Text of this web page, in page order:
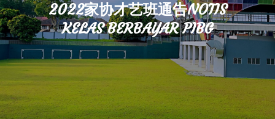
2022家协才艺班通告NOTIS
KELAS BERBAYAR PIBG